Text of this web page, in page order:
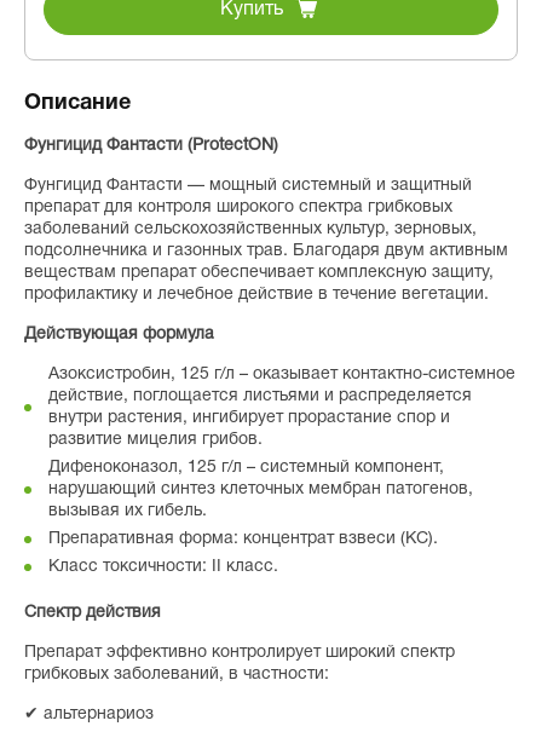
Купить
Описание
Фунгицид Фантасти (ProtectON)
Фунгицид Фантасти — мощный системный и защитный
препарат для контроля широкого спектра грибковых
заболеваний сельскохозяйственных культур, зерновых,
подсолнечника и газонных трав. Благодаря двум активным
веществам препарат обеспечивает комплексную защиту,
профилактику и лечебное действие в течение вегетации.
Действующая формула
Азоксистробин, 125 г/л – оказывает контактно-системное
действие, поглощается листьями и распределяется
внутри растения, ингибирует прорастание спор и
развитие мицелия грибов.
Дифеноконазол, 125 г/л – системный компонент,
нарушающий синтез клеточных мембран патогенов,
вызывая их гибель.
Препаративная форма: концентрат взвеси (КС).
Класс токсичности: II класс.
Спектр действия
Препарат эффективно контролирует широкий спектр
грибковых заболеваний, в частности:
✔ альтернариоз